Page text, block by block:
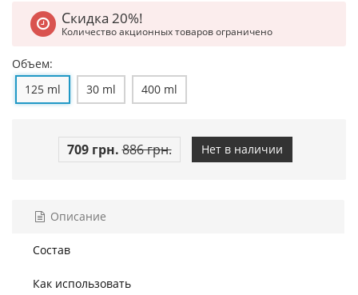
Скидка 20%!
Количество акционных товаров ограничено
Объем:
125 ml
30 ml 400 ml
709 грн. 886 грн. Нет в наличии
Описание
Состав
Как использовать